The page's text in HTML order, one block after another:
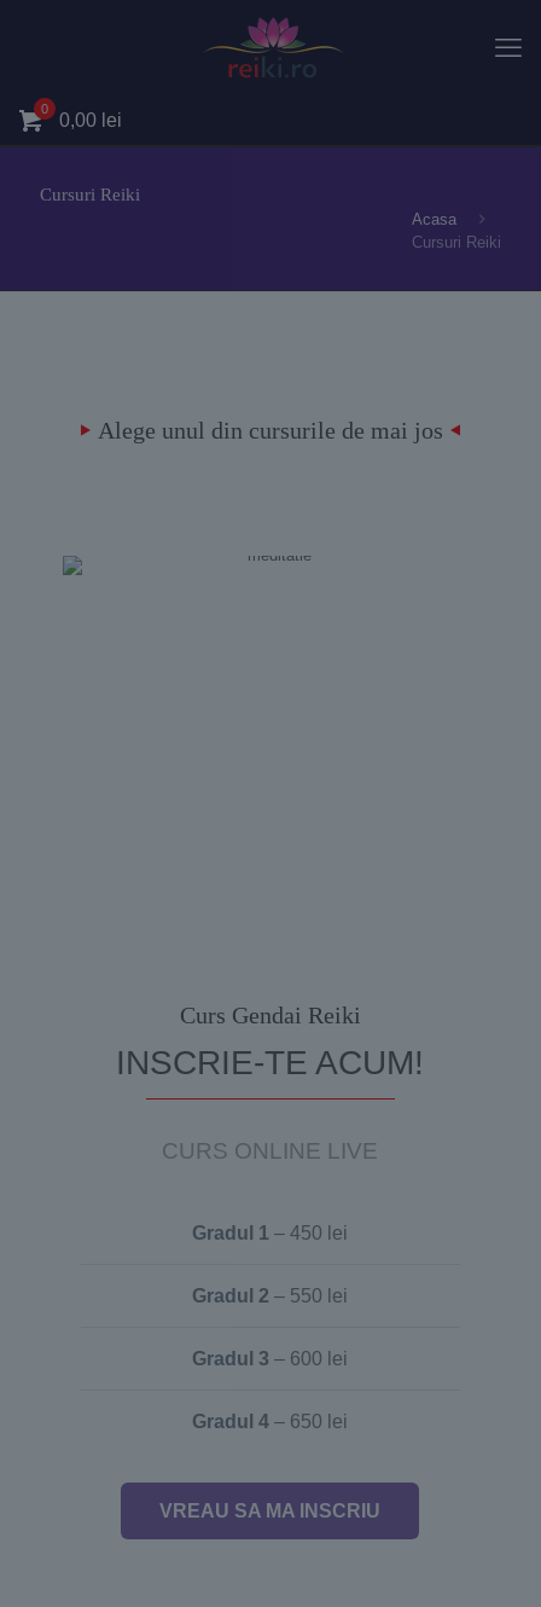
0
0,00 lei
Cursuri Reiki
Acasa
Cursuri Reiki
Alege unul din cursurile de mai jos
Curs Gendai Reiki
INSCRIE-TE ACUM!
CURS ONLINE LIVE
Gradul 1 – 450 lei
Gradul 2 – 550 lei
Gradul 3 – 600 lei
Gradul 4 – 650 lei
VREAU SA MA INSCRIU